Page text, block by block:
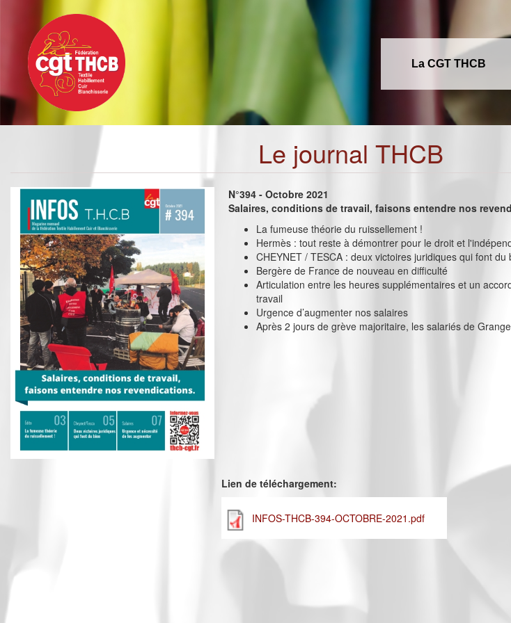
contenu
principal
La CGT THCB
Le journal THCB
N°394 - Octobre 2021
Salaires, conditions de travail, faisons entendre nos
La fumeuse théorie du ruissellement !
Hermès : tout reste à démontrer pour le droit et
CHEYNET / TESCA : deux victoires juridiques qui font du
Bergère de France de nouveau en difficulté
Articulation entre les heures supplémentaires et un
travail
Urgence d’augmenter nos salaires
Après 2 jours de grève majoritaire, les salariés de
Lien de téléchargement:
INFOS-THCB-394-OCTOBRE-2021.pdf